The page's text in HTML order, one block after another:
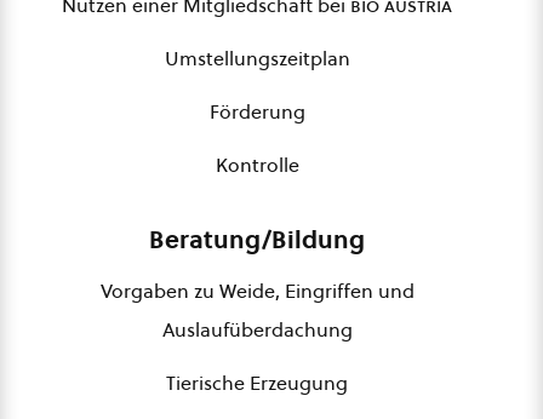
Umstellungszeitplan
Förderung
Kontrolle
Beratung/Bildung
Vorgaben zu Weide, Eingriffen und
Auslaufüberdachung
Tierische Erzeugung